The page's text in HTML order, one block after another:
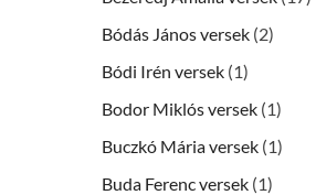
Bódás János versek (2)
Bódi Irén versek (1)
Bodor Miklós versek (1)
Buczkó Mária versek (1)
Buda Ferenc versek (1)